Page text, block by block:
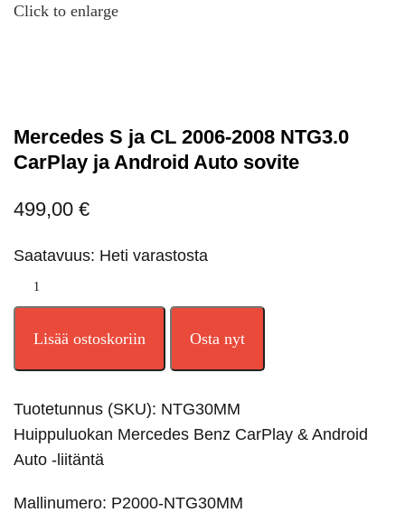
Click to enlarge
Mercedes S ja CL 2006-2008 NTG3.0
CarPlay ja Android Auto sovite
499,00 €
Saatavuus: Heti varastosta
Lisää ostoskoriin Osta nyt
Tuotetunnus (SKU): NTG30MM
Huippuluokan Mercedes Benz CarPlay & Android
Auto -liitäntä
Mallinumero: P2000-NTG30MM